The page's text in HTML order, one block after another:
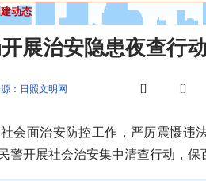
动态
展治安隐患夜查行
：日照文明网 [] []
面治安防控工作，严厉震慑违
警开展社会治安集中清查行动，保